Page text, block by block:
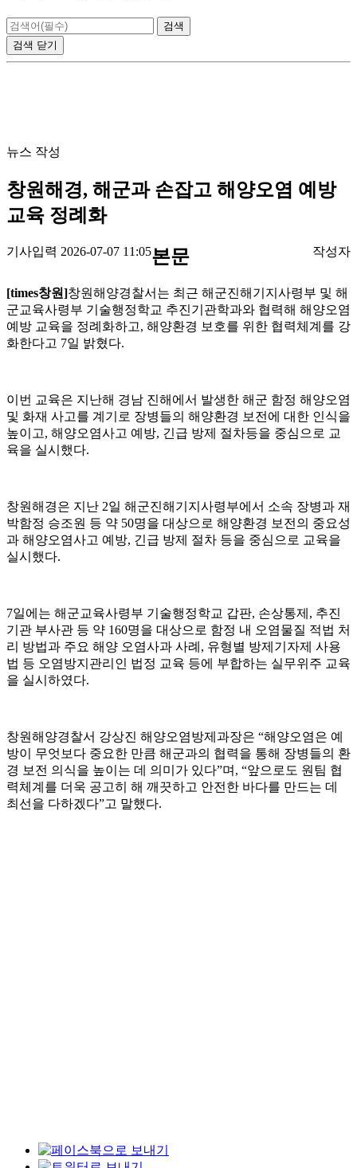
검색 닫기
뉴스 작성
창원해경, 해군과 손잡고 해양오염 예방
교육 정례화
기사입력 2026-07-07 11:05 작성자
본문
[times창원]창원해양경찰서는 최근 해군진해기지사령부 및 해
군교육사령부 기술행정학교 추진기관학과와 협력해 해양오염
예방 교육을 정례화하고, 해양환경 보호를 위한 협력체계를 강
화한다고 7일 밝혔다.
이번 교육은 지난해 경남 진해에서 발생한 해군 함정 해양오염
및 화재 사고를 계기로 장병들의 해양환경 보전에 대한 인식을
높이고, 해양오염사고 예방, 긴급 방제 절차등을 중심으로 교
육을 실시했다.
창원해경은 지난 2일 해군진해기지사령부에서 소속 장병과 재
박함정 승조원 등 약 50명을 대상으로 해양환경 보전의 중요성
과 해양오염사고 예방, 긴급 방제 절차 등을 중심으로 교육을
실시했다.
7일에는 해군교육사령부 기술행정학교 갑판, 손상통제, 추진
기관 부사관 등 약 160명을 대상으로 함정 내 오염물질 적법 처
리 방법과 주요 해양 오염사과 사례, 유형별 방제기자제 사용
법 등 오염방지관리인 법정 교육 등에 부합하는 실무위주 교육
을 실시하였다.
창원해양경찰서 강상진 해양오염방제과장은 “해양오염은 예
방이 무엇보다 중요한 만큼 해군과의 협력을 통해 장병들의 환
경 보전 의식을 높이는 데 의미가 있다”며, “앞으로도 원팀 협
력체계를 더욱 공고히 해 깨끗하고 안전한 바다를 만드는 데
최선을 다하겠다”고 말했다.